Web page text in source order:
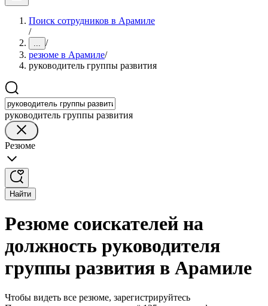
Поиск сотрудников в Арамиле
/
... /
резюме в Арамиле/
руководитель группы развития
руководитель группы развития
Резюме
Найти
Резюме соискателей на
должность руководителя
группы развития в Арамиле
Чтобы видеть все резюме, зарегистрируйтесь